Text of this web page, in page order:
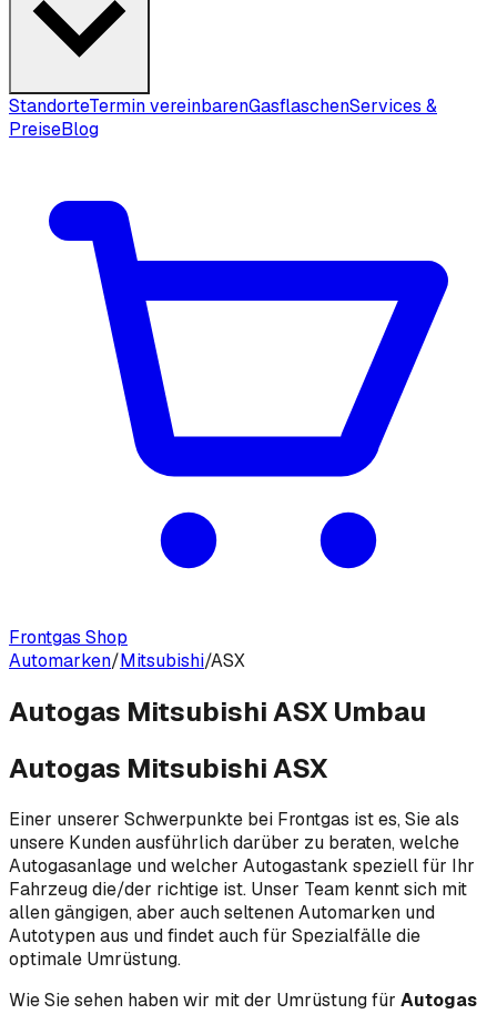
StandorteTermin vereinbarenGasflaschenServices &
PreiseBlog
Frontgas Shop
Automarken/Mitsubishi/ASX
Autogas Mitsubishi ASX Umbau
Autogas Mitsubishi ASX
Einer unserer Schwerpunkte bei Frontgas ist es, Sie als
unsere Kunden ausführlich darüber zu beraten, welche
Autogasanlage und welcher Autogastank speziell für Ihr
Fahrzeug die/der richtige ist. Unser Team kennt sich mit
allen gängigen, aber auch seltenen Automarken und
Autotypen aus und findet auch für Spezialfälle die
optimale Umrüstung.
Wie Sie sehen haben wir mit der Umrüstung für Autogas